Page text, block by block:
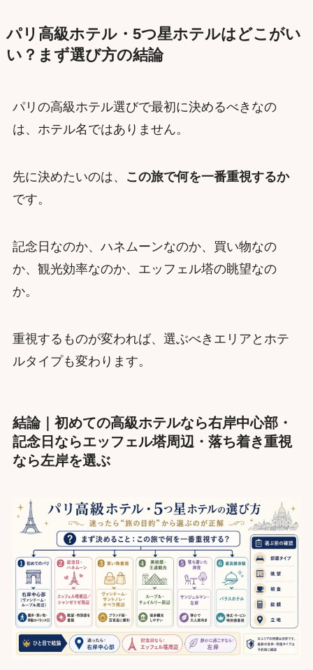
パリ高級ホテル・5つ星ホテルはどこがい
い？まず選び方の結論
パリの高級ホテル選びで最初に決めるべきなの
は、ホテル名ではありません。
先に決めたいのは、
この旅で何を一番重視するか
です。
記念日なのか、ハネムーンなのか、買い物なの
か、観光効率なのか、エッフェル塔の眺望なの
か。
重視するものが変われば、選ぶべきエリアとホテ
ルタイプも変わります。
結論｜初めての高級ホテルなら右岸中心部・
記念日ならエッフェル塔周辺・落ち着き重視
なら左岸を選ぶ